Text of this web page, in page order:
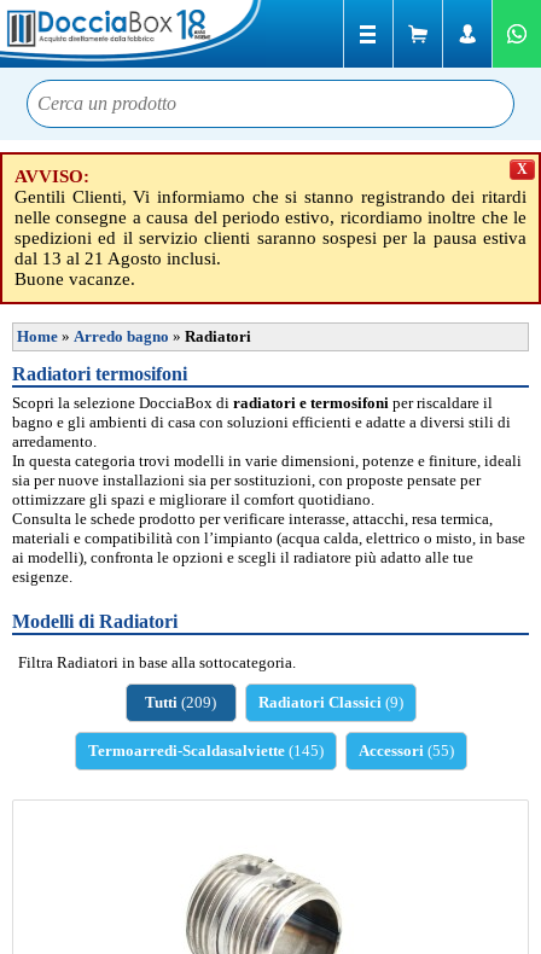
AVVISO:
Gentili Clienti, Vi informiamo che si stanno registrando dei ritardi
nelle consegne a causa del periodo estivo, ricordiamo inoltre che le
spedizioni ed il servizio clienti saranno sospesi per la pausa estiva
dal 13 al 21 Agosto inclusi.
Buone vacanze.
X
Home » Arredo bagno » Radiatori
Radiatori termosifoni
Scopri la selezione DocciaBox di radiatori e termosifoni per riscaldare il
bagno e gli ambienti di casa con soluzioni efficienti e adatte a diversi stili di
arredamento.
In questa categoria trovi modelli in varie dimensioni, potenze e finiture, ideali
sia per nuove installazioni sia per sostituzioni, con proposte pensate per
ottimizzare gli spazi e migliorare il comfort quotidiano.
Consulta le schede prodotto per verificare interasse, attacchi, resa termica,
materiali e compatibilità con l’impianto (acqua calda, elettrico o misto, in base
ai modelli), confronta le opzioni e scegli il radiatore più adatto alle tue
esigenze.
Modelli di Radiatori
Filtra Radiatori in base alla sottocategoria.
Tutti (209) Radiatori Classici(9)
Termoarredi-Scaldasalviette(145) Accessori(55)